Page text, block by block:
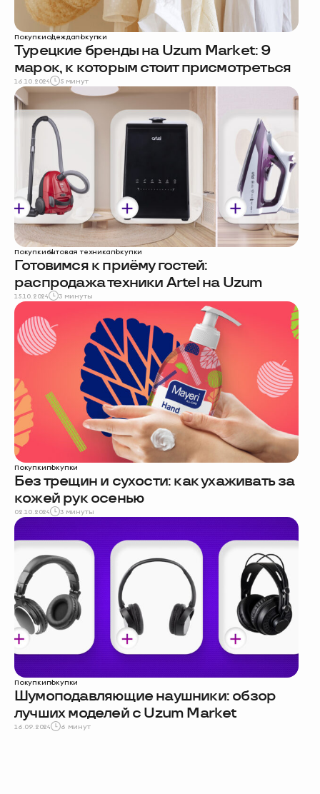
Покупкиодеждапокупки
Турецкие бренды на Uzum Market: 9
марок, к которым стоит присмотреться
16.10.2024 5 минут
Покупкибытовая техникапокупки
Готовимся к приёму гостей:
распродажа техники Artel на Uzum
15.10.2024 3 минуты
Покупкипокупки
Без трещин и сухости: как ухаживать за
кожей рук осенью
02.10.2024 3 минуты
Покупкипокупки
Шумоподавляющие наушники: обзор
лучших моделей с Uzum Market
16.09.2024 6 минут